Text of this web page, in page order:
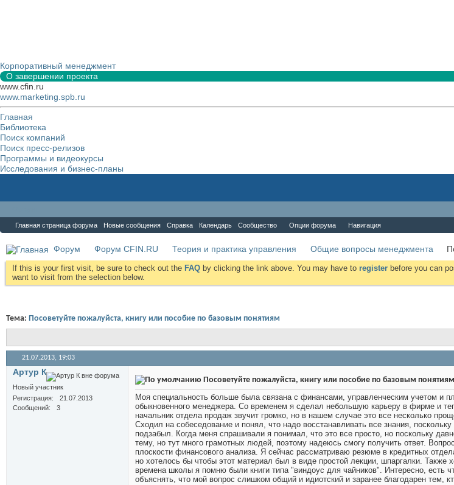
Корпоративный менеджмент
О завершении проекта
www.cfin.ru
www.marketing.spb.ru
Главная
Библиотека
Поиск компаний
Поиск пресс-релизов
Программы и видеокурсы
Исследования и бизнес-планы
Главная страница форума Новые сообщения Справка Календарь Сообщество Опции форума Навигация
Форум Форум CFIN.RU Теория и практика управления Общие вопросы менеджмента
If this is your first visit, be sure to check out the FAQ by clicking the link above. You may have to register before you can
want to visit from the selection below.
Тема: Посоветуйте пожалуйста, книгу или пособие по базовым понятиям
21.07.2013, 19:03
Артур К
Новый участник
Регистрация
21.07.2013
Сообщений
3
Посоветуйте пожалуйста, книгу или пособие по базовым понятиям
Моя специальность больше была связана с финансами, управленческим учетом и
обыкновенного менеджера. Со временем я сделал небольшую карьеру в фирме и
начальник отдела продаж звучит громко, но в нашем случае это все несколько
Сходил на собеседование и понял, что надо восстанавливать все знания,
подзабыл. Когда меня спрашивали я понимал, что это все просто, но поскольку
тему, но тут много грамотных людей, поэтому надеюсь смогу получить ответ.
плоскости финансового анализа. Я сейчас рассматриваю резюме в кредитных
но хотелось бы чтобы этот материал был в виде простой лекции, шпаргалки. Также
времена школы я помню были книги типа "виндоус для чайников". Интересно, есть
объяснять, что мой вопрос слишком общий и идиотский и заранее благодарен тем,